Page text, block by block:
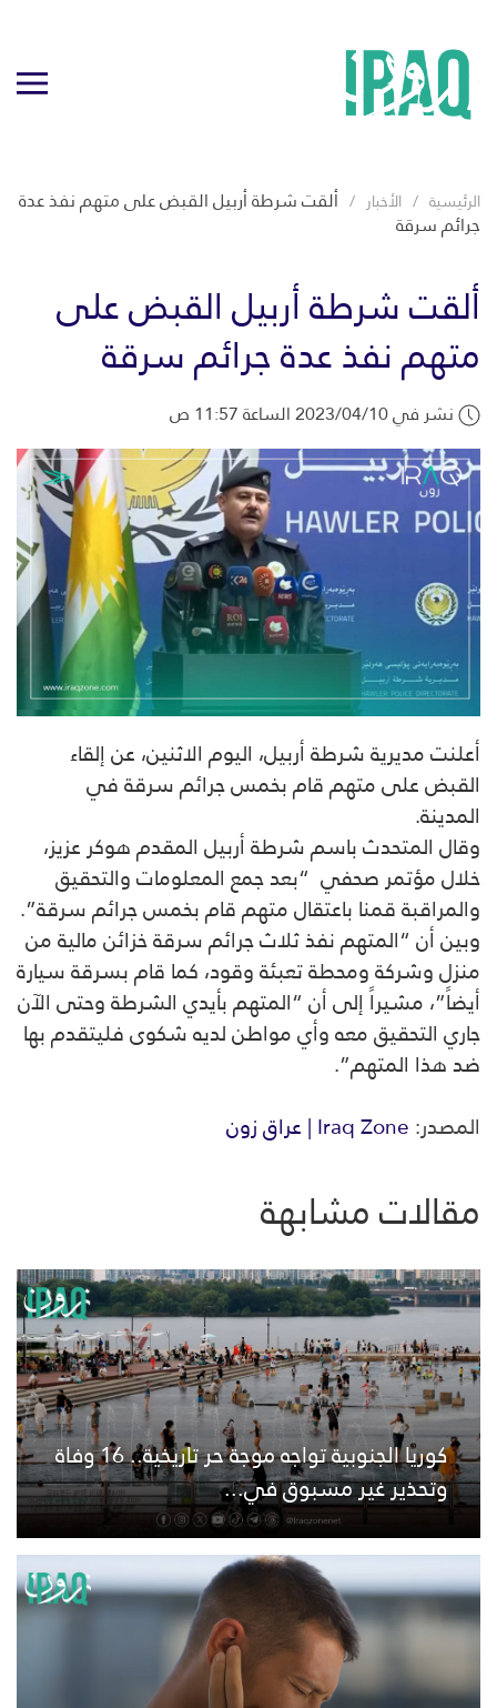
الرئيسية الأخبار ألقت شرطة أربيل القبض على متهم نفذ عدة
جرائم سرقة
ألقت شرطة أربيل القبض على
متهم نفذ عدة جرائم سرقة
نشر في 2023/04/10 الساعة 11:57 ص
أعلنت مديرية شرطة أربيل، اليوم الاثنين، عن إلقاء
القبض على متهم قام بخمس جرائم سرقة في
المدينة.
وقال المتحدث باسم شرطة أربيل المقدم هوكر عزيز،
خلال مؤتمر صحفي “بعد جمع المعلومات والتحقيق
والمراقبة قمنا باعتقال متهم قام بخمس جرائم سرقة”.
وبين أن “المتهم نفذ ثلاث جرائم سرقة خزائن مالية من
منزل وشركة ومحطة تعبئة وقود، كما قام بسرقة سيارة
أيضاً”، مشيراً إلى أن “المتهم بأيدي الشرطة وحتى الآن
جاري التحقيق معه وأي مواطن لديه شكوى فليتقدم بها
ضد هذا المتهم”.
المصدر:Iraq Zone | عراق زون
مقالات مشابهة
كوريا الجنوبية تواجه موجة حر تاريخية.. 16 وفاة
وتحذير غير مسبوق في...